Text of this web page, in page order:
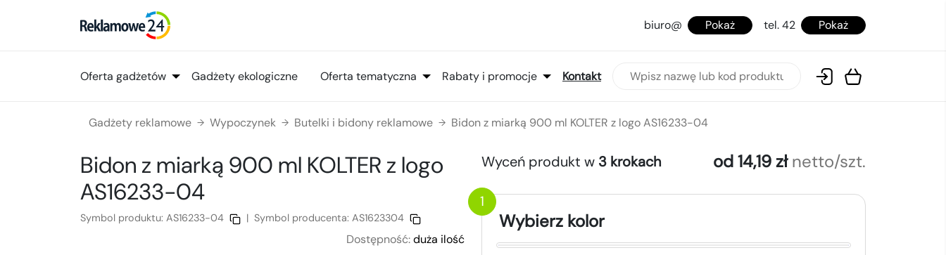
biuro@ Pokaż tel. 42 Pokaż
Oferta gadżetów Gadżety ekologiczne Oferta tematyczna Rabaty i promocje Kontakt
Gadżety reklamowe → Wypoczynek → Butelki i bidony reklamowe → Bidon z miarką 900 ml KOLTER z logo AS16233-04
Bidon z miarką 900 ml KOLTER z logo
AS16233-04
Symbol produktu: AS16233-04 | Symbol producenta: AS1623304
Dostępność:duża ilość
Wyceń produkt w 3 krokach od 14,19 zł netto/szt.
1
Wybierz kolor